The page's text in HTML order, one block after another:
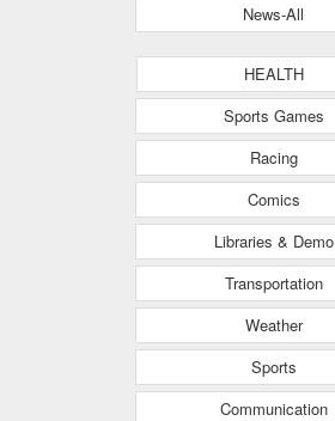
News-All
HEALTH
Sports Games
Racing
Comics
Libraries & Demo
Transportation
Weather
Sports
Communication